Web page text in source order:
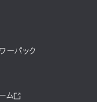
ーパック
ム